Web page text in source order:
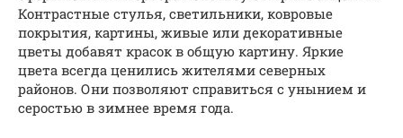
Контрастные стулья, светильники, ковровые
покрытия, картины, живые или декоративные
цветы добавят красок в общую картину. Яркие
цвета всегда ценились жителями северных
районов. Они позволяют справиться с унынием и
серостью в зимнее время года.